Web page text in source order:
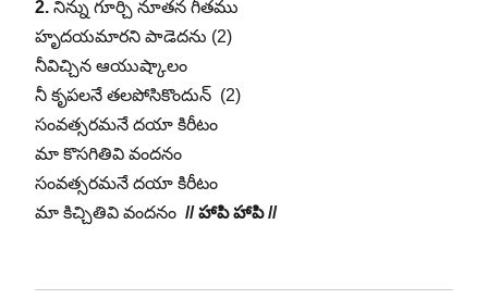
2.నిన్ను గూర్చి నూతన గీతము
హృదయమారని పాడెదను (2)
నీవిచ్చిన ఆయుష్కాలం
నీ కృపలనే తలపోసికొందున్ (2)
సంవత్సరమనే దయా కిరీటం
మా కొసగితివి‌ వందనం‌
సంవత్సరమనే దయా కిరీటం
మా కిచ్చితివి వందనం // హాపి హాపి //